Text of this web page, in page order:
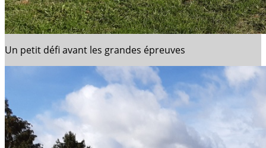
Un petit défi avant les grandes épreuves